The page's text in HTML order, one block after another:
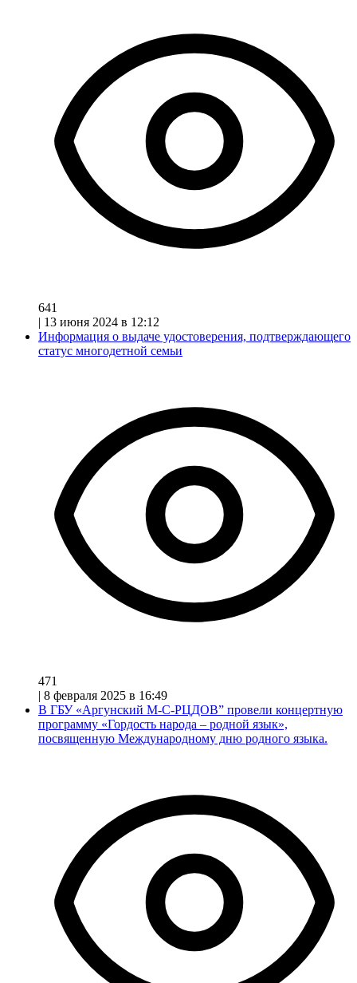
641
| 13 июня 2024 в 12:12
Информация о выдаче удостоверения, подтверждающего
статус многодетной семьи
471
| 8 февраля 2025 в 16:49
В ГБУ «Аргунский М-С-РЦДОВ” провели концертную
программу «Гордость народа – родной язык»,
посвященную Международному дню родного языка.